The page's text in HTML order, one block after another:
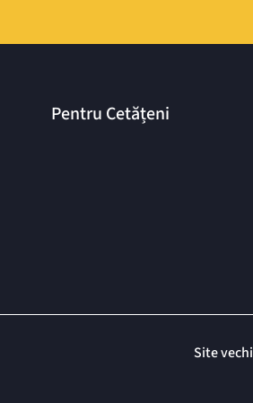
Pentru Cetățeni
Site vechi